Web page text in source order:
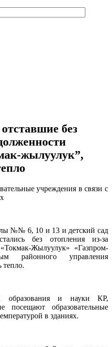
без
жылуулук”,
учреждения в связи с
№№ 6, 10 и 13 и детский сад
без отопления из-за
Жылуулук» «Газпром-
районного управления
тепло.
образования и науки КР,
образовательные
в зданиях.